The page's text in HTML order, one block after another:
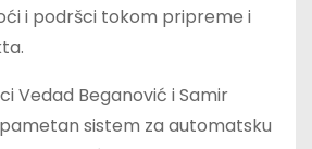
i podršci tokom pripreme i
Vedad Beganović i Samir
sistem za automatsku